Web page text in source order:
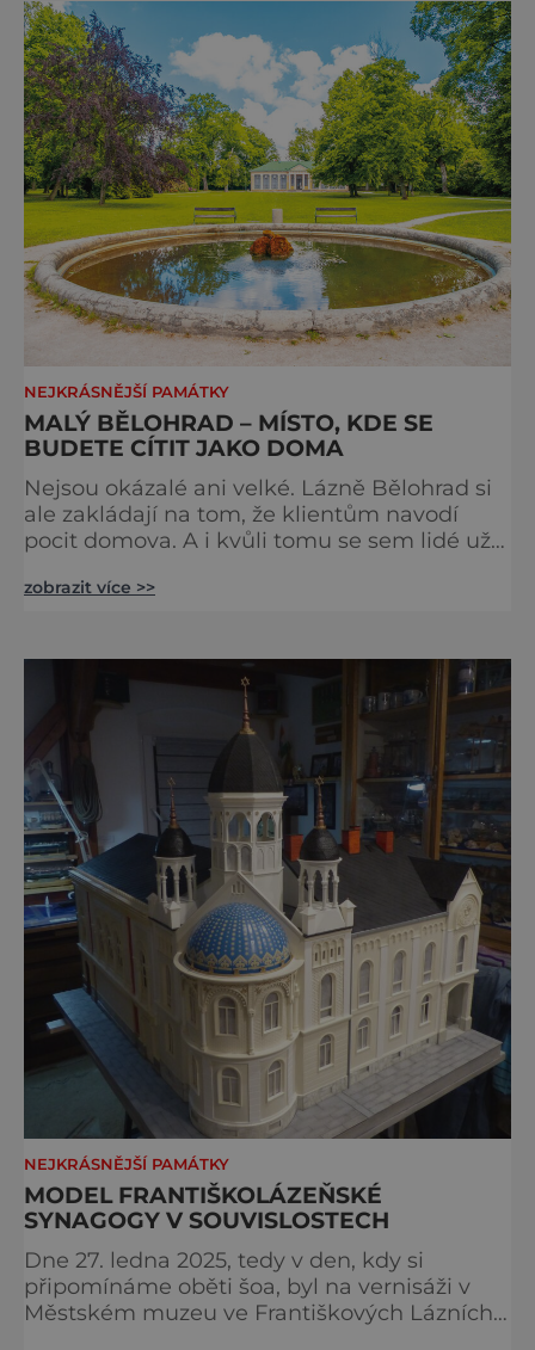
metropole, má ho na seznamu mí
NEJKRÁSNĚJŠÍ PAMÁTKY
MALÝ BĚLOHRAD – MÍSTO, KDE SE
BUDETE CÍTIT JAKO DOMA
Nejsou okázalé ani velké. Lázně Bělohrad si
ale zakládají na tom, že klientům navodí
pocit domova. A i kvůli tomu se sem lidé už
lázeňské koncerty ani velkolepé akce.
nevšimne, ani se jí kolonáda vlastně neříká.
zobrazit více >>
NEJKRÁSNĚJŠÍ PAMÁTKY
MODEL FRANTIŠKOLÁZEŇSKÉ
SYNAGOGY V SOUVISLOSTECH
Dne 27. ledna 2025, tedy v den, kdy si
připomínáme oběti šoa, byl na vernisáži v
Městském muzeu ve Františkových Lázních